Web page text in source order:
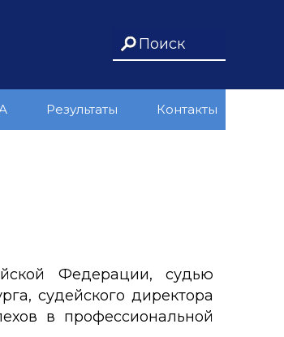
Результаты Контакты
Федерации, судью
судейского директора
в профессиональной